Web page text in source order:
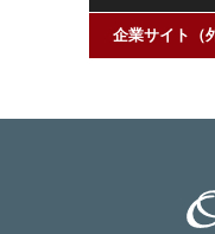
企業サイト（